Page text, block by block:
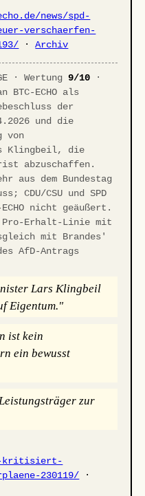
news/spd-
verschaerfen-
·Archiv
· Wertung9/10 ·
ECHO als
der
und die
von
Klingbeil, die
abzuschaffen.
aus dem Bundestag
CDU/CSU und SPD
nicht geäußert.
Pro-Erhalt-Linie mit
mit Brandes'
AfD-Antrags
Lars Klingbeil
Eigentum."
ist kein
ein bewusst
zur
kritisiert-
230119/ ·